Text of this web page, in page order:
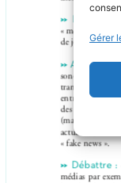
Gérer